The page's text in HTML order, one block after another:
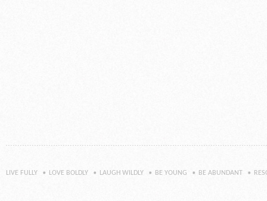
LIVE FULLY LOVE BOLDLY LAUGH WILDLY BE YOUNG BE ABUNDANT